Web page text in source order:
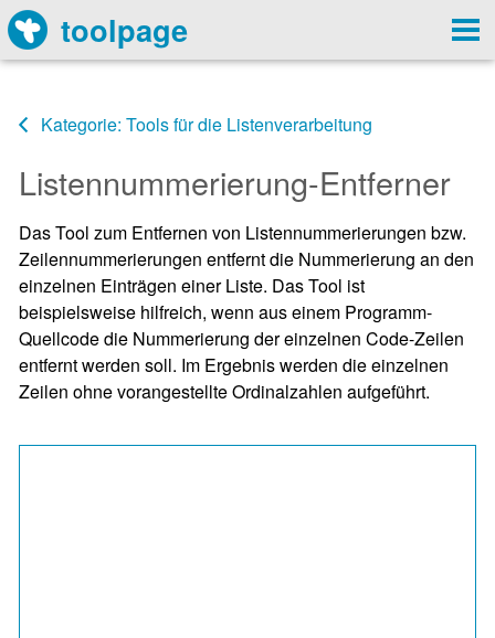
toolpage
Kategorie: Tools für die Listenverarbeitung
Listennummerierung-Entferner
Das Tool zum Entfernen von Listennummerierungen bzw.
Zeilennummerierungen entfernt die Nummerierung an den
einzelnen Einträgen einer Liste. Das Tool ist
beispielsweise hilfreich, wenn aus einem Programm-
Quellcode die Nummerierung der einzelnen Code-Zeilen
entfernt werden soll. Im Ergebnis werden die einzelnen
Zeilen ohne vorangestellte Ordinalzahlen aufgeführt.